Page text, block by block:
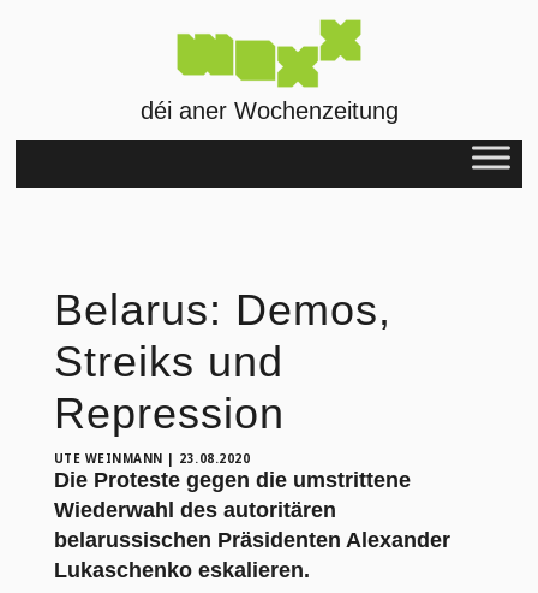
déi aner Wochenzeitung
Belarus: Demos,
Streiks und
Repression
UTE WEINMANN | 23.08.2020
Die Proteste gegen die umstrittene
Wiederwahl des autoritären
belarussischen Präsidenten Alexander
Lukaschenko eskalieren.